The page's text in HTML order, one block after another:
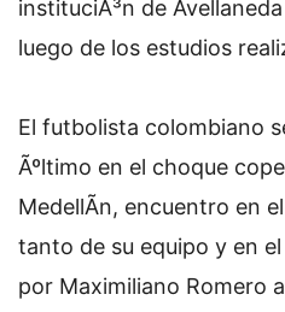
instituciÃ³n de
luego de los estudios
El futbolista colombiano
Ãºltimo en el choque
MedellÃ­n, encuentro en
tanto de su equipo y en
por Maximiliano Romero